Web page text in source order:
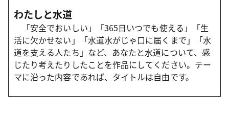
わたしと水道
「安全でおいしい」「365日いつでも使える」「生
活に欠かせない」「水道水がじゃ口に届くまで」「水
道を支える人たち」など、あなたと水道について、感
じたり考えたりしたことを作品にしてください。テー
マに沿った内容であれば、タイトルは自由です。